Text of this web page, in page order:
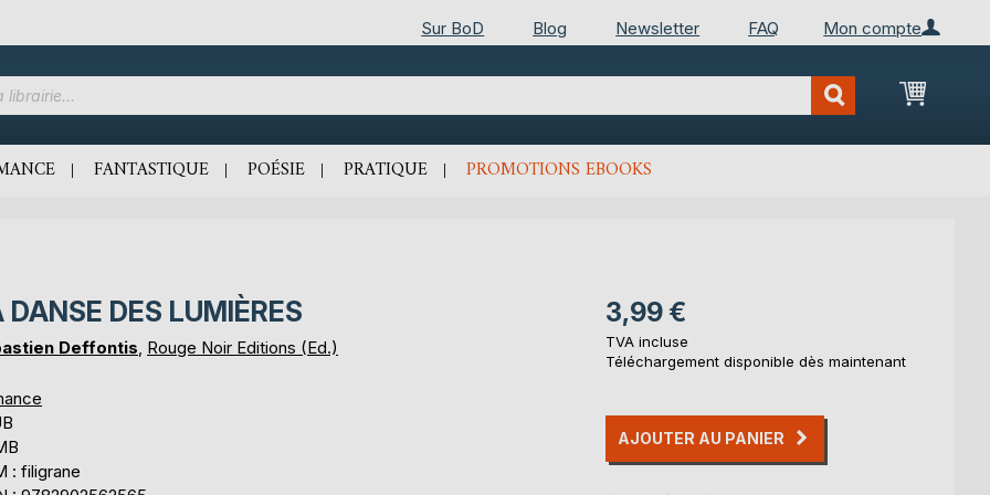
Mon compte
Sur BoD Blog Newsletter FAQ
Mon
FANTASTIQUE POÉSIE PRATIQUE PROMOTIONS EBOOKS
DANSE DES LUMIÈRES
Deffontis, Rouge Noir Editions (Ed.)
: filigrane
3,99 €
TVA incluse
Téléchargement disponible dès maintenant
AJOUTER AU PANIER